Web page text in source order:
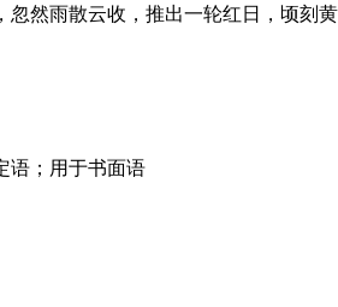
忽然雨散云收，推出一轮红日，顷刻
语；用于书面语